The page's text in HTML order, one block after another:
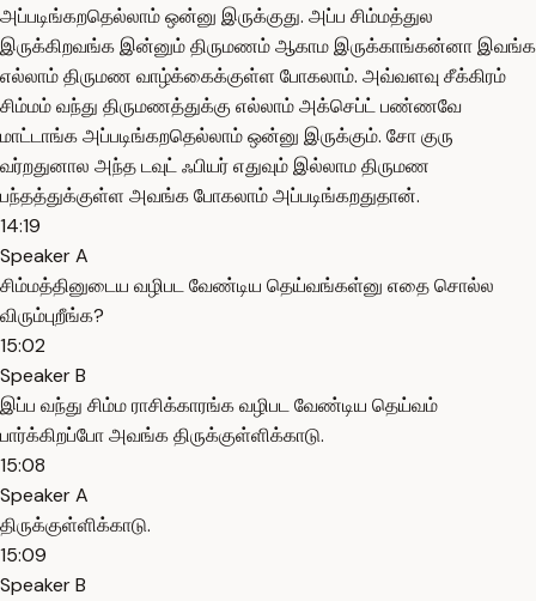
அப்படிங்கறதெல்லாம் ஒன்னு இருக்குது. அப்ப சிம்மத்துல
இருக்கிறவங்க இன்னும் திருமணம் ஆகாம இருக்காங்கன்னா இவங்க
எல்லாம் திருமண வாழ்க்கைக்குள்ள போகலாம். அவ்வளவு சீக்கிரம்
சிம்மம் வந்து திருமணத்துக்கு எல்லாம் அக்செப்ட் பண்ணவே
மாட்டாங்க அப்படிங்கறதெல்லாம் ஒன்னு இருக்கும். சோ குரு
வர்றதுனால அந்த டவுட் ஃபியர் எதுவும் இல்லாம திருமண
பந்தத்துக்குள்ள அவங்க போகலாம் அப்படிங்கறதுதான்.
14:19
Speaker A
சிம்மத்தினுடைய வழிபட வேண்டிய தெய்வங்கள்னு எதை சொல்ல
விரும்புறீங்க?
15:02
Speaker B
இப்ப வந்து சிம்ம ராசிக்காரங்க வழிபட வேண்டிய தெய்வம்
பார்க்கிறப்போ அவங்க திருக்குள்ளிக்காடு.
15:08
Speaker A
திருக்குள்ளிக்காடு.
15:09
Speaker B